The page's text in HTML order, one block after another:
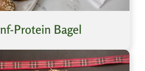
Protein Bagel